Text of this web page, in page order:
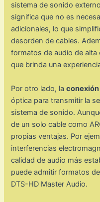
sistema de sonido
significa que no es
adicionales, lo que
desorden de cables.
formatos de audio de
que brinda una
Por otro lado, la
óptica para transmitir la
sistema de sonido.
de un solo cable como
propias ventajas. Por
interferencias
calidad de audio más
puede admitir formatos
DTS-HD Master Audio.